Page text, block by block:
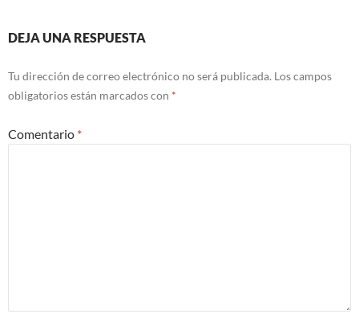
DEJA UNA RESPUESTA
Tu dirección de correo electrónico no será publicada. Los campos
obligatorios están marcados con *
Comentario *